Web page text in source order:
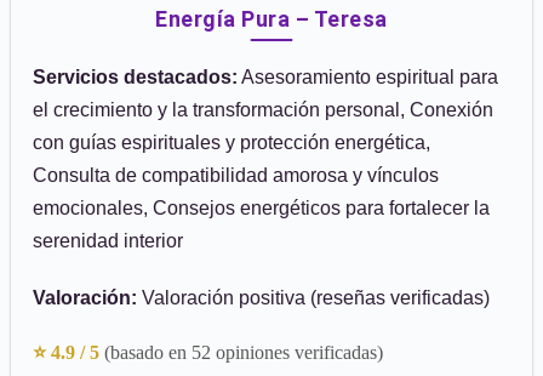
Energía Pura – Teresa
Servicios destacados: Asesoramiento espiritual para
el crecimiento y la transformación personal, Conexión
con guías espirituales y protección energética,
Consulta de compatibilidad amorosa y vínculos
emocionales, Consejos energéticos para fortalecer la
serenidad interior
Valoración: Valoración positiva (reseñas verificadas)
⭐ 4.9 / 5 (basado en 52 opiniones verificadas)